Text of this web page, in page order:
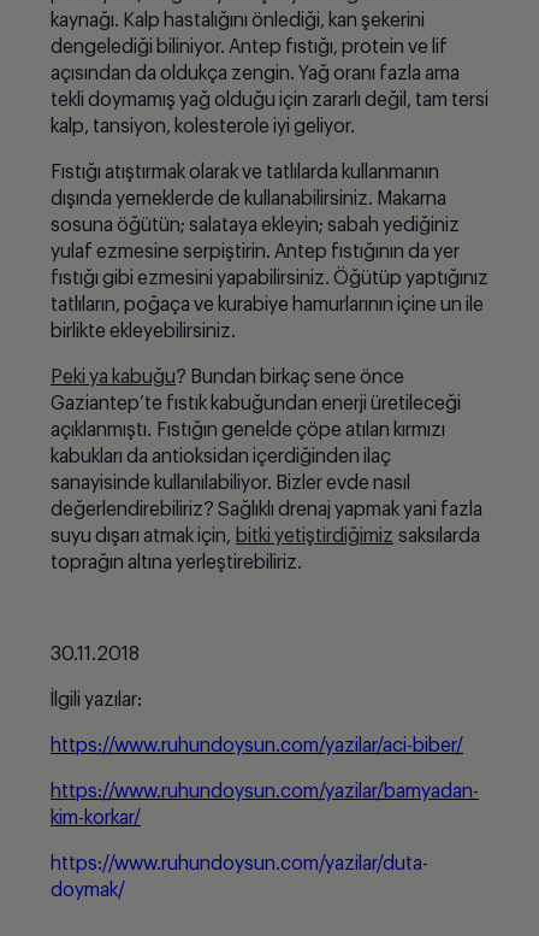
kaynağı. Kalp hastalığını önlediği, kan şekerini
dengelediği biliniyor. Antep fıstığı, protein ve lif
açısından da oldukça zengin. Yağ oranı fazla ama
tekli doymamış yağ olduğu için zararlı değil, tam tersi
kalp, tansiyon, kolesterole iyi geliyor.
Fıstığı atıştırmak olarak ve tatlılarda kullanmanın
dışında yemeklerde de kullanabilirsiniz. Makarna
sosuna öğütün; salataya ekleyin; sabah yediğiniz
yulaf ezmesine serpiştirin. Antep fıstığının da yer
fıstığı gibi ezmesini yapabilirsiniz. Öğütüp yaptığınız
tatlıların, poğaça ve kurabiye hamurlarının içine un ile
birlikte ekleyebilirsiniz.
Peki ya kabuğu? Bundan birkaç sene önce
Gaziantep’te fıstık kabuğundan enerji üretileceği
açıklanmıştı. Fıstığın genelde çöpe atılan kırmızı
kabukları da antioksidan içerdiğinden ilaç
sanayisinde kullanılabiliyor. Bizler evde nasıl
değerlendirebiliriz? Sağlıklı drenaj yapmak yani fazla
suyu dışarı atmak için, bitki yetiştirdiğimiz saksılarda
toprağın altına yerleştirebiliriz.
30.11.2018
İlgili yazılar:
https://www.ruhundoysun.com/yazilar/aci-biber/
https://www.ruhundoysun.com/yazilar/bamyadan-
kim-korkar/
https://www.ruhundoysun.com/yazilar/duta-
doymak/